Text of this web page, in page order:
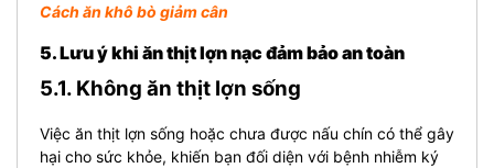
Cách ăn khô bò giảm cân
5. Lưu ý khi ăn thịt lợn nạc đảm bảo an toàn
5.1. Không ăn thịt lợn sống
Việc ăn thịt lợn sống hoặc chưa được nấu chín có thể gây
hại cho sức khỏe, khiến bạn đối diện với bệnh nhiễm ký